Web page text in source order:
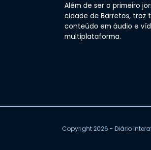
Além de ser o primeiro
cidade de Barretos, traz
conteúdo em áudio e
multiplataforma.
Copyright 2026 - Diário